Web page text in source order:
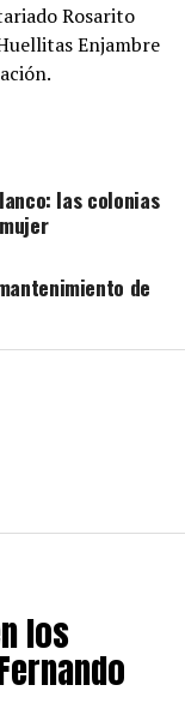
Rosarito
Enjambre
las colonias
de
los